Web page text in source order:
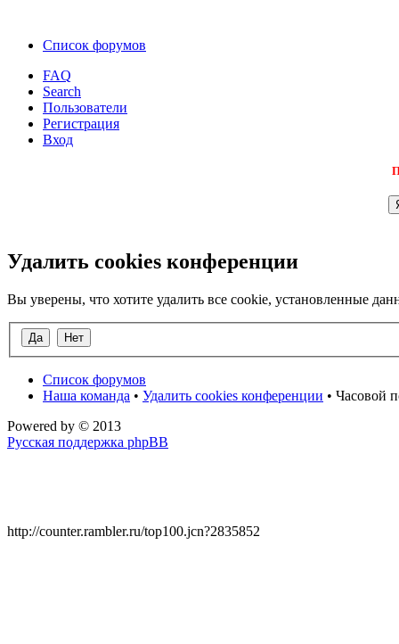
Список форумов
FAQ
Search
Пользователи
Регистрация
Вход
Удалить cookies конференции
Вы уверены, что хотите удалить все cookie, установленные
Список форумов
Наша команда • Удалить cookies конференции • Часовой
Powered by © 2013
Русская поддержка phpBB
http://counter.rambler.ru/top100.jcn?2835852